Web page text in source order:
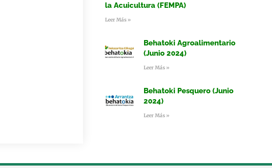
la Acuicultura (FEMPA)
Leer Más »
Behatoki Agroalimentario
(Junio 2024)
Leer Más »
Behatoki Pesquero (Junio
2024)
Leer Más »